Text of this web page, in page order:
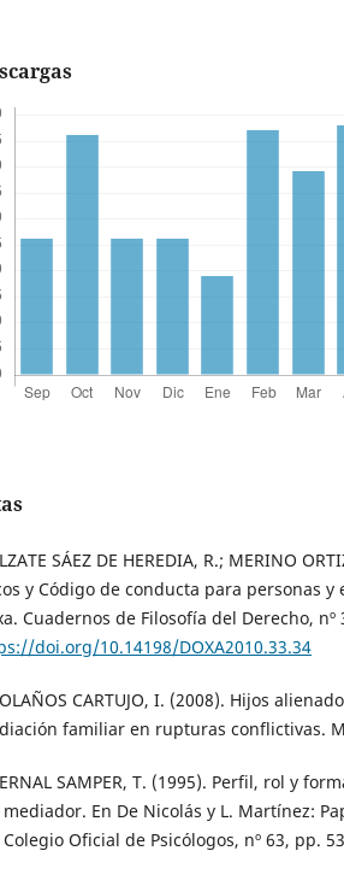
SÁEZ DE HEREDIA, R.; MERINO
y Código de conducta para personas
Cuadernos de Filosofía del Derecho, nº
doi.org/10.14198/DOXA2010.33.34
CARTUJO, I. (2008). Hijos
familiar en rupturas conflictivas.
SAMPER, T. (1995). Perfil, rol y
En De Nicolás y L. Martínez:
Oficial de Psicólogos, nº 63, pp.